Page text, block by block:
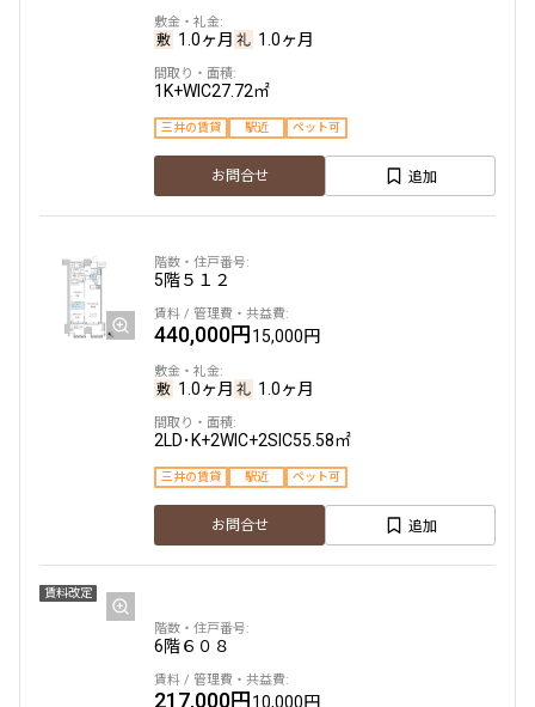
18階 １８０１
352,000円
1.0ヶ月 無
2LDK+WIC+SIC55.25㎡
三井の賃貸 ペット可 タワー
お問合せ
18階 １８１０
441,000円
1.0ヶ月 無
2LDK+N+WIC+SIC
三井の賃貸 ペット可 タワー
1.0ヶ月 1.0ヶ月
1K+WIC27.72㎡
三井の賃貸 駅近 ペット可
お問合せ 追加
5階５１２
440,000円15,000円
1.0ヶ月 1.0ヶ月
2LD･K+2WIC+2SIC55.58㎡
三井の賃貸 駅近 ペット可
お問合せ 追加
賃料改定
6階６０８
217,000円10,000円